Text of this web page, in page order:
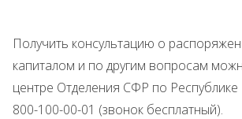
Получить консультацию о
капиталом и по другим вопросам
центре Отделения СФР по
800-100-00-01 (звонок бесплатный).